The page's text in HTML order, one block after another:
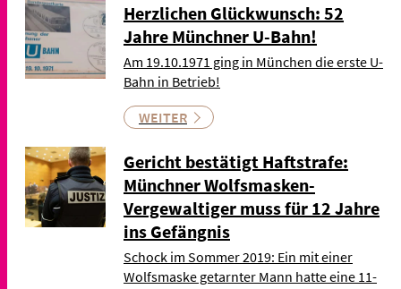
Herzlichen Glückwunsch: 52
Jahre Münchner U-Bahn!
Am 19.10.1971 ging in München die erste U-
Bahn in Betrieb!
WEITER
Gericht bestätigt Haftstrafe:
Münchner Wolfsmasken-
Vergewaltiger muss für 12 Jahre
ins Gefängnis
Schock im Sommer 2019: Ein mit einer
Wolfsmaske getarnter Mann hatte eine 11-